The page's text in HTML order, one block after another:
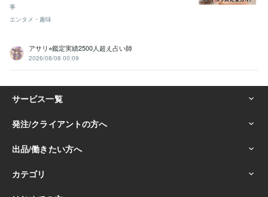
事
エンタメ・趣味
アサリ⭐︎鑑定実績2500人超え占い師
2026/08/08 00:09